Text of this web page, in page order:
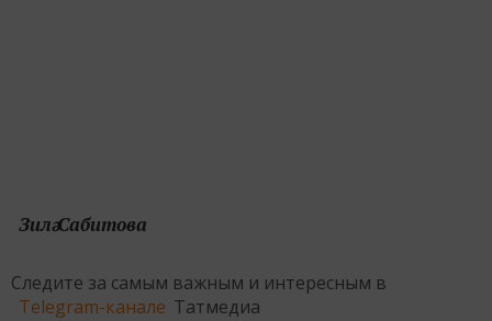
Зилә Сабитова
Следите за самым важным и интересным в
Telegram-канале Татмедиа